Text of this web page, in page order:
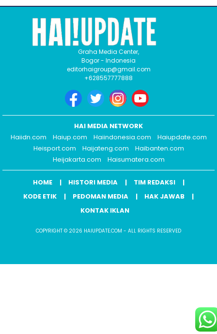
Graha Media Center,
Bogor - Indonesia
editorhaigroup@gmail.com
+628557777888
HAI MEDIA NETWORK
Haiidn.com
Haiup.com Haiindonesia.com
Haiupdate.com
Heisport.com
Haijateng.com
Haibanten.com
Heijakarta.com
Haisumatera.com
HOME HISTORI MEDIA
TIM REDAKSI
KODE ETIK
PEDOMAN MEDIA
HAK JAWAB
KONTAK IKLAN
COPYRIGHT © 2026 HAIUPDATE.COM - ALL RIGHTS RESERVED